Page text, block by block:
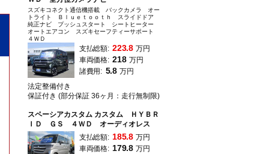
スズキコネクト通信機搭載 バックカメラ オー
トライト Ｂｌｕｅｔｏｏｔｈ スライドドア
純正ナビ プッシュスタート シートヒーター
オートエアコン スズキセーフティーサポート
４ＷＤ
支払総額: 223.8 万円
車両価格: 218 万円
諸費用: 5.8 万円
法定整備付き
保証付き (部分保証 36ヶ月：走行無制限)
スペーシアカスタム カスタム ＨＹＢＲ
ＩＤ ＧＳ ４ＷＤ オーディオレス
支払総額: 185.8 万円
車両価格: 179.8 万円